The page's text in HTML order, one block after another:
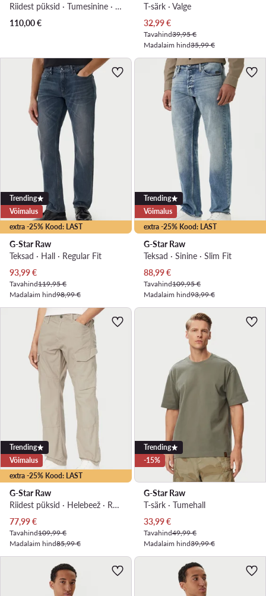
Riidest püksid · Tumesinine · Regular Fit
110,00€
T-särk · Valge
Praegune hind
32,99€
Tavahind39,95 €
Madalaim hind35,99 €
extra -25% Kood: LAST
Trending
Võimalus
G-Star Raw
Teksad · Hall · Regular Fit
Praegune hind
93,99€
Tavahind119,95 €
Madalaim hind98,99 €
extra -25% Kood: LAST
Trending
Võimalus
G-Star Raw
Teksad · Sinine · Slim Fit
Praegune hind
88,99€
Tavahind109,95 €
Madalaim hind93,99 €
extra -25% Kood: LAST
Trending
Võimalus
G-Star Raw
Riidest püksid · Helebeež · Regular Fit
Praegune hind
77,99€
Tavahind109,99 €
Madalaim hind85,99 €
Trending
-15%
G-Star Raw
T-särk · Tumehall
Praegune hind
33,99€
Tavahind49,99 €
Madalaim hind39,99 €